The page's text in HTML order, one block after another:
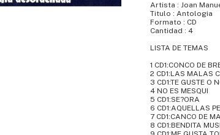
Artista : Joan
Titulo : Antologia
Formato : CD
Cantidad : 4
LISTA DE TEMAS
1 CD1:CONCO DE
2 CD1:LAS MALAS
3 CD1:TE GUSTE O
4 NO ES MESQUI
5 CD1:SE?ORA
6 CD1:AQUELLAS
7 CD1:CANCO DE
8 CD1:BENDITA